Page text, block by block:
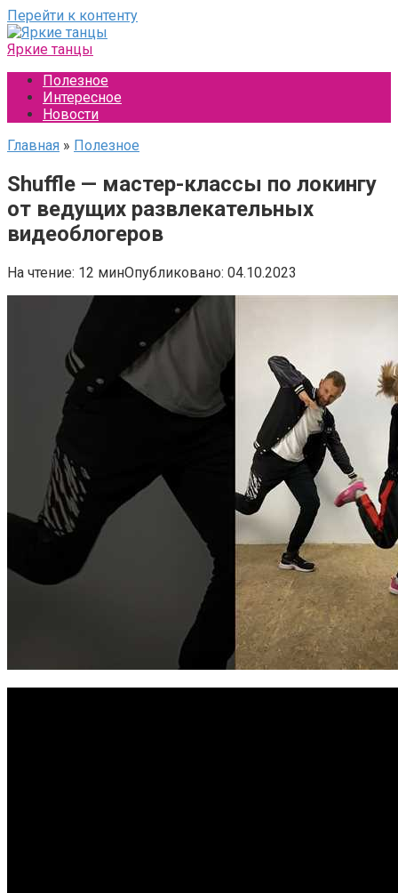
Перейти к контенту
Яркие танцы
Полезное
Интересное
Новости
Главная » Полезное
Shuffle — мастер-классы по локингу
от ведущих развлекательных
видеоблогеров
На чтение: 12 минОпубликовано: 04.10.2023